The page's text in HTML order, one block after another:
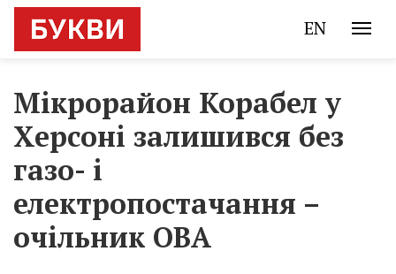
EN
Мікрорайон Корабел у
Херсоні залишився без
газо- і
електропостачання –
очільник ОВА